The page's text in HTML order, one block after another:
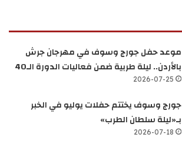
موعد حفل جورج وسوف في مهرجان جرش
بالأردن.. ليلة طربية ضمن فعاليات الدورة الـ40
2026-07-25
جورج وسوف يختتم حفلات يوليو في الخبر
بـ«ليلة سلطان الطرب»
2026-07-18